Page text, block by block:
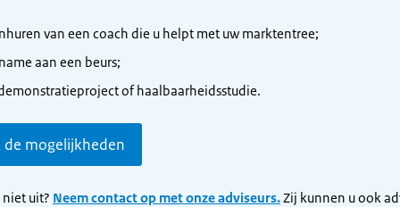
van een coach die u helpt met uw marktentree;
aan een beurs;
of haalbaarheidsstudie.
de mogelijkheden
niet uit? Neem contact op met onze adviseurs.Zij kunnen u ook